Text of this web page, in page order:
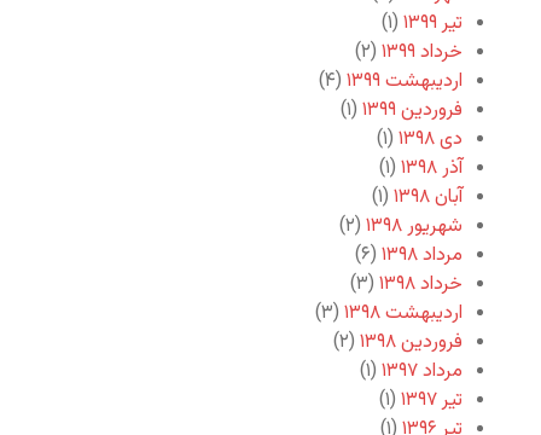
تیر ۱۳۹۹
(۱)
خرداد ۱۳۹۹
(۲)
اردیبهشت ۱۳۹۹
(۴)
فروردین ۱۳۹۹
(۱)
دی ۱۳۹۸
(۱)
آذر ۱۳۹۸
(۱)
آبان ۱۳۹۸
(۱)
شهریور ۱۳۹۸
(۲)
مرداد ۱۳۹۸
(۶)
خرداد ۱۳۹۸
(۳)
اردیبهشت ۱۳۹۸
(۳)
فروردین ۱۳۹۸
(۲)
مرداد ۱۳۹۷
(۱)
تیر ۱۳۹۷
(۱)